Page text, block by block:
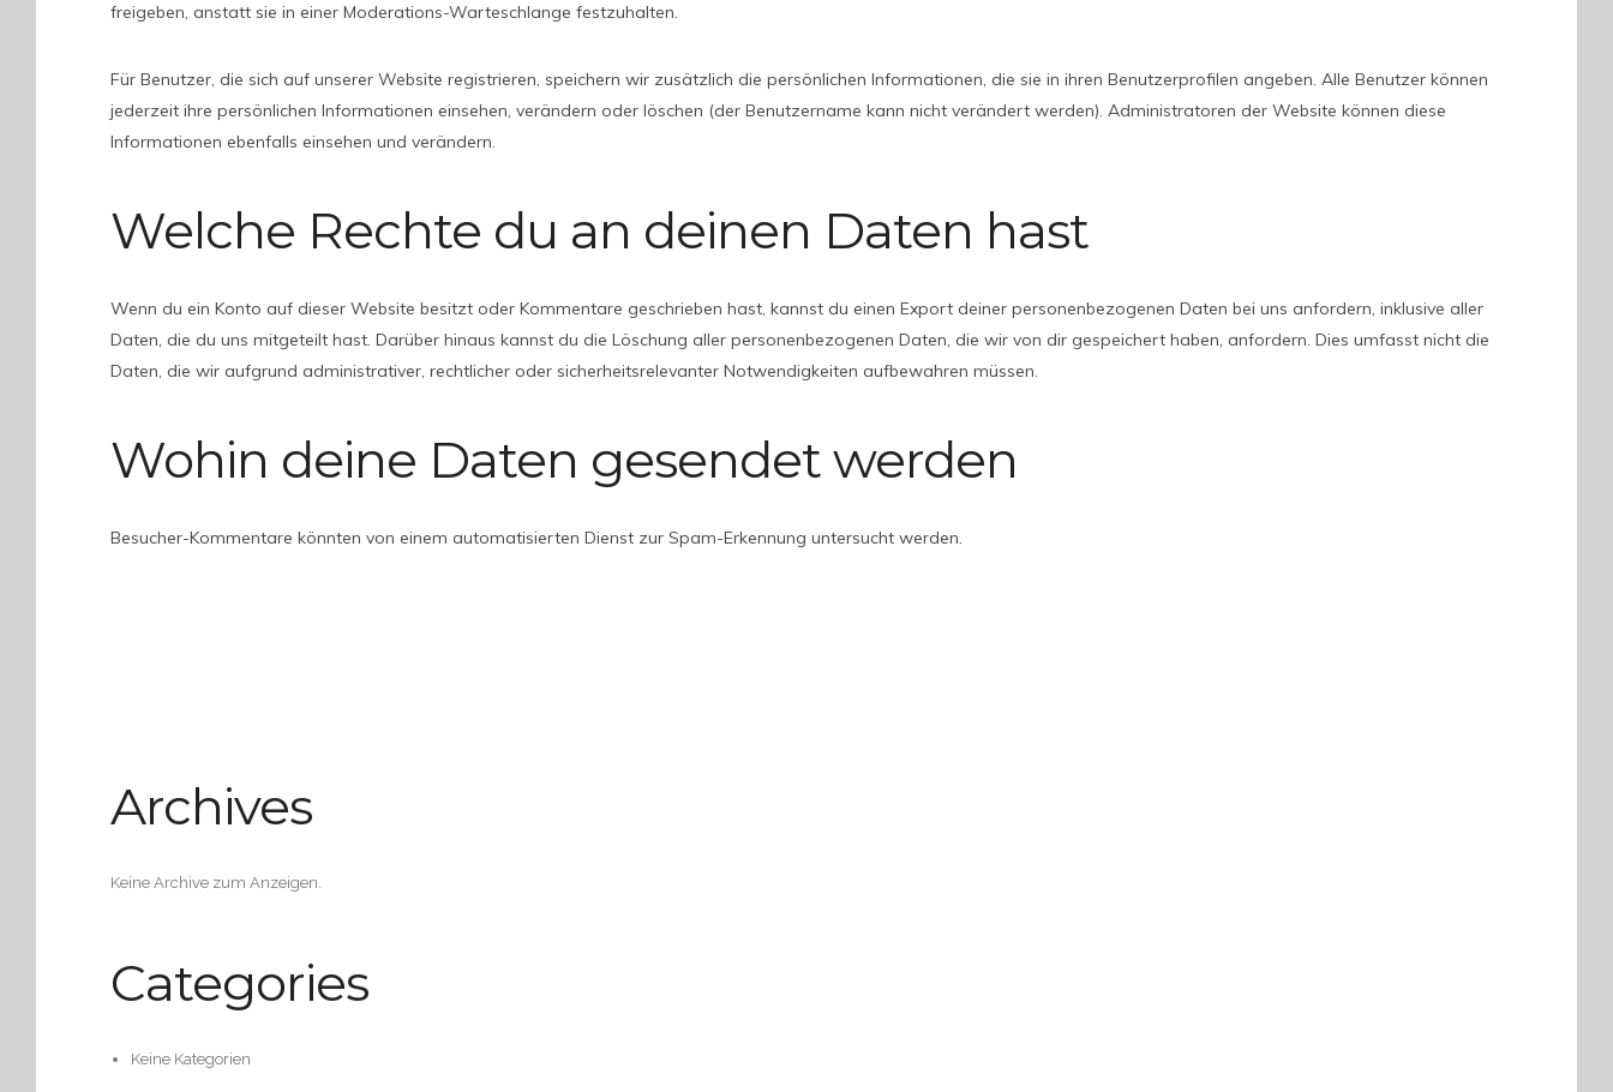
freigeben, anstatt sie in einer Moderations-Warteschlange festzuhalten.
Für Benutzer, die sich auf unserer Website registrieren, speichern wir zusätzlich die persönlichen Informationen, die sie in ihren Benutzerprofilen angeben. Alle Benutzer können
jederzeit ihre persönlichen Informationen einsehen, verändern oder löschen (der Benutzername kann nicht verändert werden). Administratoren der Website können diese
Informationen ebenfalls einsehen und verändern.
Welche Rechte du an deinen Daten hast
Wenn du ein Konto auf dieser Website besitzt oder Kommentare geschrieben hast, kannst du einen Export deiner personenbezogenen Daten bei uns anfordern, inklusive aller
Daten, die du uns mitgeteilt hast. Darüber hinaus kannst du die Löschung aller personenbezogenen Daten, die wir von dir gespeichert haben, anfordern. Dies umfasst nicht die
Daten, die wir aufgrund administrativer, rechtlicher oder sicherheitsrelevanter Notwendigkeiten aufbewahren müssen.
Wohin deine Daten gesendet werden
Besucher-Kommentare könnten von einem automatisierten Dienst zur Spam-Erkennung untersucht werden.
Archives
Keine Archive zum Anzeigen.
Categories
Keine Kategorien